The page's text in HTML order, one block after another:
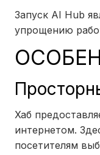
Запуск AI Hub
упрощению
Хаб
интернетом.
посетителям